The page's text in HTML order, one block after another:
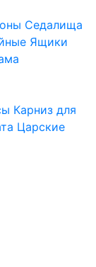
Седалища
Ящики
Карниз для
Царские